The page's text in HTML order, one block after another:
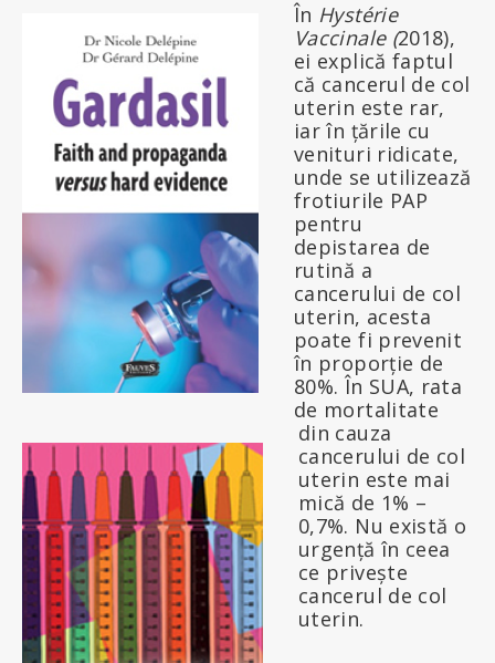
În Hystérie
Vaccinale (2018),
ei explică faptul
că cancerul de col
uterin este rar,
iar în țările cu
venituri ridicate,
unde se utilizează
frotiurile PAP
pentru
depistarea de
rutină a
cancerului de col
uterin, acesta
poate fi prevenit
în proporție de
80%. În SUA, rata
de mortalitate
din cauza
cancerului de col
uterin este mai
mică de 1% –
0,7%. Nu există o
urgență în ceea
ce privește
cancerul de col
uterin.